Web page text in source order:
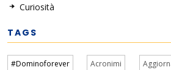
Curiosità
TAGS
#Dominoforever Acronimi